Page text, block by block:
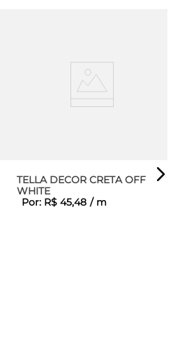
TELLA DECOR CRETA OFF
WHITE
Por: R$ 45,48 / m